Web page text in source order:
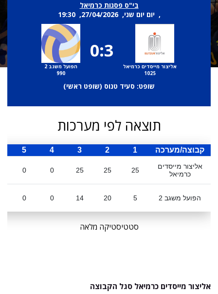
בי"ס פסגות כרמיאל
, יום יום שני, 27/04/2026, 19:30
אליצור מייסדים כרמיאל
1025
0:3
הפועל משגב 2
990
שופט: סעיד טנוס (שופט ראשי)
תוצאה לפי מערכות
קבוצה/מערכה 1
2
3
4
5
אליצור מייסדים
כרמיאל
25
25
25
0
0
הפועל משגב 2 5
20
14
0
0
סטטיסטיקה מלאה
אליצור מייסדים כרמיאל סגל הקבוצה